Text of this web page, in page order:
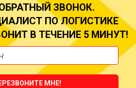
ЗВОНОК.
ПО ЛОГИСТИКЕ
В ТЕЧЕНИЕ 5 МИНУТ!
МНЕ!